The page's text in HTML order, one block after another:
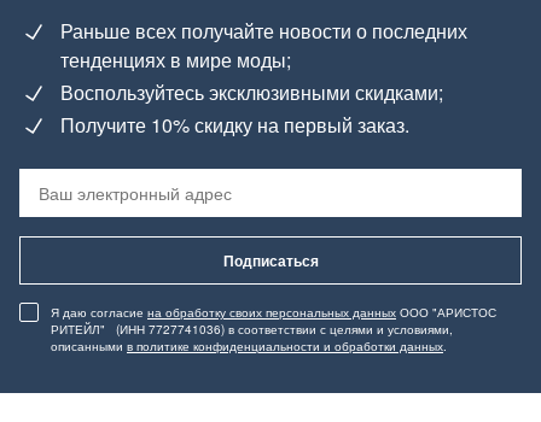
Раньше всех получайте новости о последних
тенденциях в мире моды;
Воспользуйтесь эксклюзивными скидками;
Получите 10% скидку на первый заказ.
Подписаться
Я даю согласие на обработку своих персональных данных ООО "АРИСТОС
РИТЕЙЛ" (ИНН 7727741036) в соответствии с целями и условиями,
описанными в политике конфиденциальности и обработки данных.